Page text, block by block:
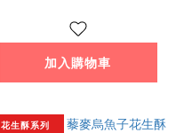
加入購物車
花生酥系列